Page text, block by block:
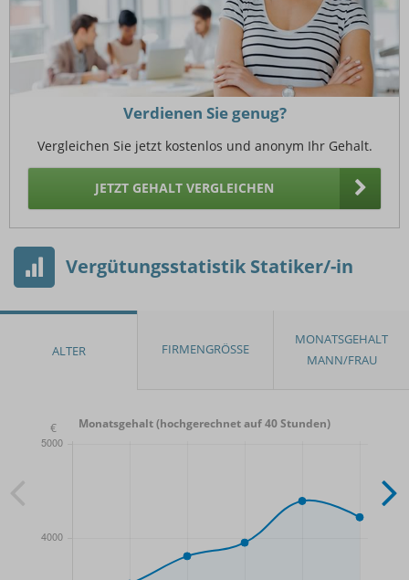
Verdienen Sie genug?
Vergleichen Sie jetzt kostenlos und anonym Ihr Gehalt.
JETZT GEHALT VERGLEICHEN
Vergütungsstatistik Statiker/-in
Monatsgehalt (hochgerechnet auf 40 Stunden)